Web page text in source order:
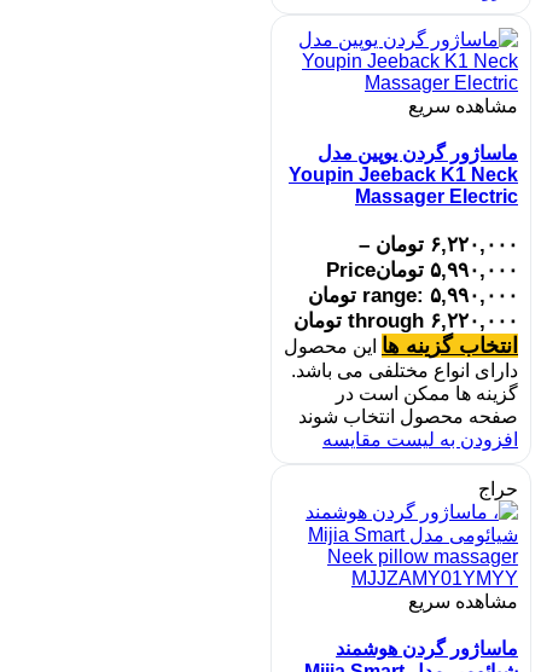
مشاهده سریع
ماساژور گردن یوپین مدل
Youpin Jeeback K1 Neck
Massager Electric
۶,۲۲۰,۰۰۰ تومان –
۵,۹۹۰,۰۰۰ تومانPrice
range: ۵,۹۹۰,۰۰۰ تومان
through ۶,۲۲۰,۰۰۰ تومان
انتخاب گزینه ها این محصول
دارای انواع مختلفی می باشد.
گزینه ها ممکن است در
صفحه محصول انتخاب شوند
افزودن به لیست مقایسه
حراج
مشاهده سریع
ماساژور گردن هوشمند